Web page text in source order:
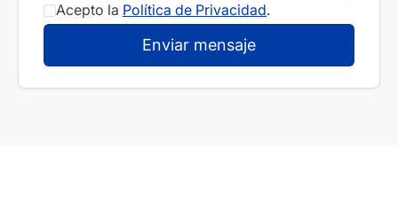
Acepto la Política de Privacidad.